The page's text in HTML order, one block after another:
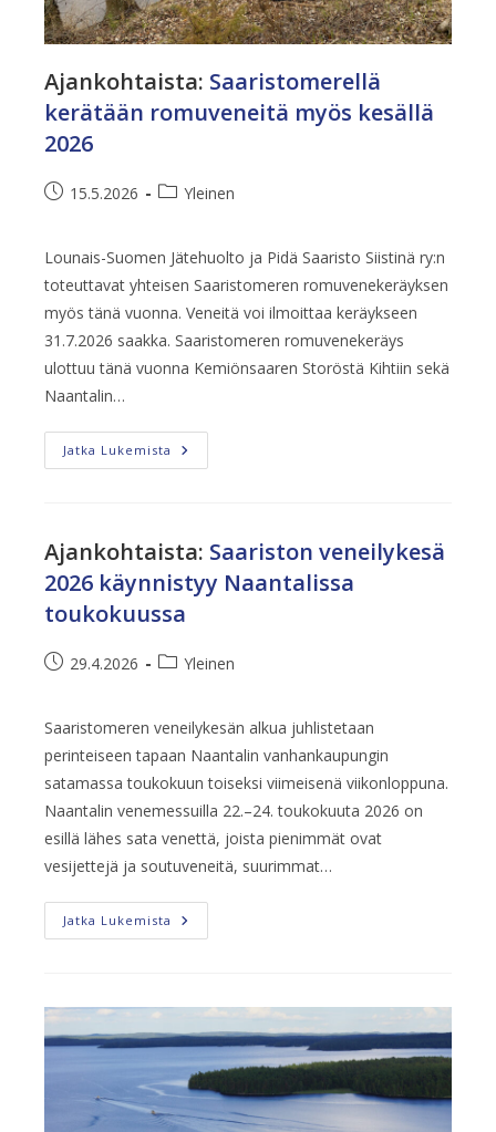
Ajankohtaista: Saaristomerellä
kerätään romuveneitä myös kesällä
2026
Artikkeli15.5.2026
Artikkelin
Yleinen
Lounais-Suomen Jätehuolto ja Pidä Saaristo Siistinä ry:n
toteuttavat yhteisen Saaristomeren romuvenekeräyksen
myös tänä vuonna. Veneitä voi ilmoittaa keräykseen
31.7.2026 saakka. Saaristomeren romuvenekeräys
ulottuu tänä vuonna Kemiönsaaren Storöstä Kihtiin sekä
Naantalin…
Jatka Lukemista Saaristomerellä
Kerätään
Ajankohtaista: Saariston veneilykesä
2026 käynnistyy Naantalissa
toukokuussa
Artikkeli29.4.2026
Artikkelin
Yleinen
Saaristomeren veneilykesän alkua juhlistetaan
perinteiseen tapaan Naantalin vanhankaupungin
satamassa toukokuun toiseksi viimeisenä viikonloppuna.
Naantalin venemessuilla 22.–24. toukokuuta 2026 on
esillä lähes sata venettä, joista pienimmät ovat
vesijettejä ja soutuveneitä, suurimmat…
Jatka Lukemista Saariston
Veneilykesä